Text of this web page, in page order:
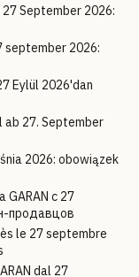
September 2026:
september 2026:
Eylül 2026'dan
27. September
2026: obowiązek
GARAN с 27
продавцов
le 27 septembre
dal 27